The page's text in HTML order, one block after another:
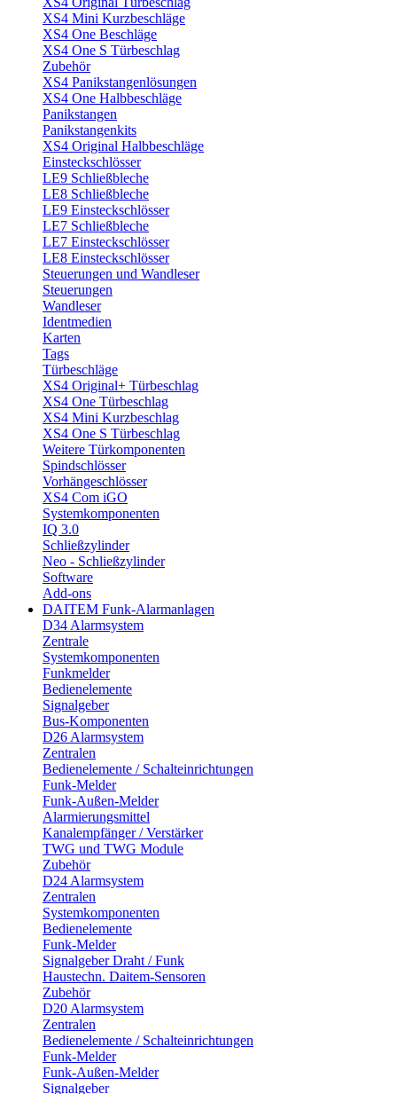
XS4 Mini Kurzbeschläge
XS4 One Beschläge
XS4 One S Türbeschlag
Zubehör
XS4 Panikstangenlösungen
XS4 One Halbbeschläge
Panikstangen
Panikstangenkits
XS4 Original Halbbeschläge
Einsteckschlösser
LE9 Schließbleche
LE8 Schließbleche
LE9 Einsteckschlösser
LE7 Schließbleche
LE7 Einsteckschlösser
LE8 Einsteckschlösser
Steuerungen und Wandleser
Steuerungen
Wandleser
Identmedien
Karten
Tags
Türbeschläge
XS4 Original+ Türbeschlag
XS4 One Türbeschlag
XS4 Mini Kurzbeschlag
XS4 One S Türbeschlag
Weitere Türkomponenten
Spindschlösser
Vorhängeschlösser
XS4 Com iGO
Systemkomponenten
IQ 3.0
Schließzylinder
Neo - Schließzylinder
Software
Add-ons
DAITEM Funk-Alarmanlagen
D34 Alarmsystem
Zentrale
Systemkomponenten
Funkmelder
Bedienelemente
Signalgeber
Bus-Komponenten
D26 Alarmsystem
Zentralen
Bedienelemente / Schalteinrichtungen
Funk-Melder
Funk-Außen-Melder
Alarmierungsmittel
Kanalempfänger / Verstärker
TWG und TWG Module
Zubehör
D24 Alarmsystem
Zentralen
Systemkomponenten
Bedienelemente
Funk-Melder
Signalgeber Draht / Funk
Haustechn. Daitem-Sensoren
Zubehör
D20 Alarmsystem
Zentralen
Bedienelemente / Schalteinrichtungen
Funk-Melder
Funk-Außen-Melder
Signalgeber